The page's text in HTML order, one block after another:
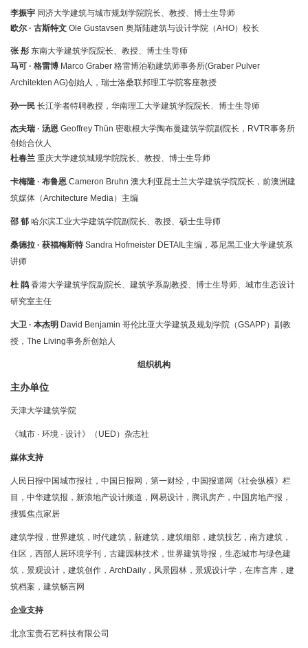
李振宇 同济大学建筑与城市规划学院院长、教授、博士生导师
欧尔 · 古斯特文 Ole Gustavsen 奥斯陆建筑与设计学院（AHO）校长
张 彤 东南大学建筑学院院长、教授、博士生导师
马可 · 格雷博 Marco Graber 格雷博泊勒建筑师事务所(Graber Pulver
Architekten AG)创始人，瑞士洛桑联邦理工学院客座教授
孙一民 长江学者特聘教授，华南理工大学建筑学院院长、博士生导师
杰夫瑞 · 汤恩 Geoffrey Thün 密歇根大学陶布曼建筑学院副院长，RVTR事务所
创始合伙人
杜春兰 重庆大学建筑城规学院院长、教授、博士生导师
卡梅隆 · 布鲁恩 Cameron Bruhn 澳大利亚昆士兰大学建筑学院院长，前澳洲建
筑媒体（Architecture Media）主编
邵 郁 哈尔滨工业大学建筑学院副院长、教授、硕士生导师
桑德拉 · 获福梅斯特Sandra Hofmeister DETAIL主编，慕尼黑工业大学建筑系
讲师
杜 鹃 香港大学建筑学院副院长、建筑学系副教授、博士生导师、城市生态设计
研究室主任
大卫 · 本杰明 David Benjamin 哥伦比亚大学建筑及规划学院（GSAPP）副教
授，The Living事务所创始人
组织机构
主办单位
天津大学建筑学院
《城市 · 环境 · 设计》（UED）杂志社
媒体支持
人民日报中国城市报社，中国日报网，第一财经，中国报道网《社会纵横》栏
目，中华建筑报，新浪地产设计频道，网易设计，腾讯房产，中国房地产报，
搜狐焦点家居
建筑学报，世界建筑，时代建筑，新建筑，建筑细部，建筑技艺，南方建筑，
住区，西部人居环境学刊，古建园林技术，世界建筑导报，生态城市与绿色建
筑，景观设计，建筑创作，ArchDaily，风景园林，景观设计学，在库言库，建
筑档案，建筑畅言网
企业支持
北京宝贵石艺科技有限公司